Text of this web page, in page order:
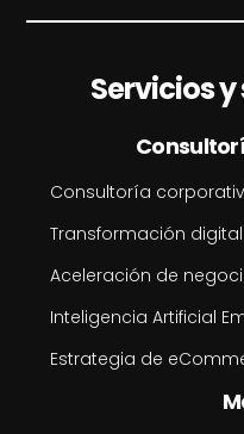
Servicios
Consultoría
Transformación digital
Aceleración de
Inteligencia Artificial
Estrategia de